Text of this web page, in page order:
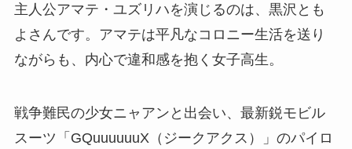
主人公アマテ・ユズリハを演じるのは、黒沢とも
よさんです。アマテは平凡なコロニー生活を送り
ながらも、内心で違和感を抱く女子高生。
戦争難民の少女ニャアンと出会い、最新鋭モビル
スーツ「GQuuuuuuX（ジークアクス）」のパイロ